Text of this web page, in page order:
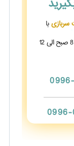
سربازیبا
برترین مشاوران نظام وظیفه در سراسر کشور از 8 صبح الی 12